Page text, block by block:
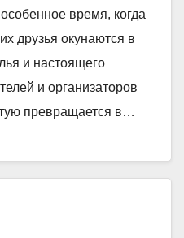
время, когда
друзья окунаются в
и настоящего
и организаторов
превращается в…